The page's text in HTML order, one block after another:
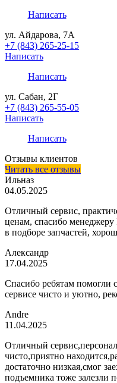
Написать
ул. Айдарова, 7А
+7 (843) 265-25-15
Написать
Написать
ул. Сабан, 2Г
+7 (843) 265-55-05
Написать
Написать
Отзывы клиентов
Читать все отзывы
Ильназ
04.05.2025
Отличный сервис,
ценам, спасибо
в подборе запчастей,
Александр
17.04.2025
Спасибо ребятам помогли
сервисе чисто и уютно,
Andre
11.04.2025
Отличный
чисто,приятно
достаточно низкая,смог
подъемника тоже залезли